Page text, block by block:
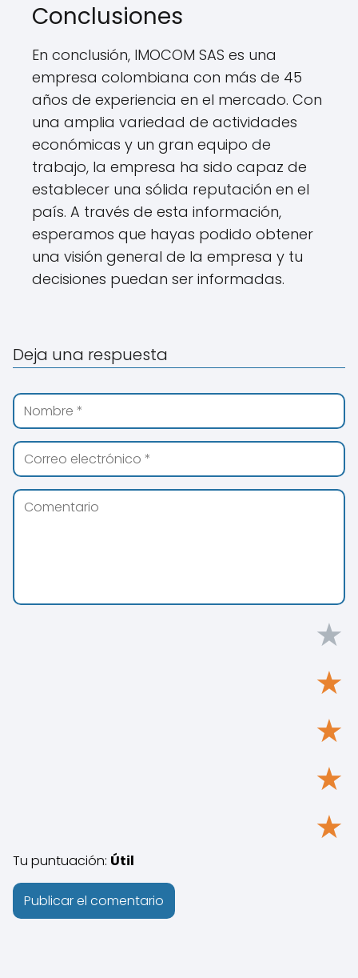
Conclusiones
En conclusión, IMOCOM SAS es una
empresa colombiana con más de 45
años de experiencia en el mercado. Con
una amplia variedad de actividades
económicas y un gran equipo de
trabajo, la empresa ha sido capaz de
establecer una sólida reputación en el
país. A través de esta información,
esperamos que hayas podido obtener
una visión general de la empresa y tu
decisiones puedan ser informadas.
Deja una respuesta
★
★
★
★
★
Tu puntuación: Útil